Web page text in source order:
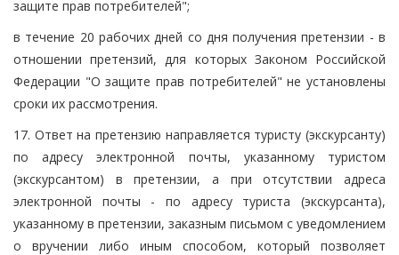
защите прав потребителей";
в течение 20 рабочих дней со дня получения претензии - в
отношении претензий, для которых Законом Российской
Федерации "О защите прав потребителей" не установлены
сроки их рассмотрения.
17. Ответ на претензию направляется туристу (экскурсанту)
по адресу электронной почты, указанному туристом
(экскурсантом) в претензии, а при отсутствии адреса
электронной почты - по адресу туриста (экскурсанта),
указанному в претензии, заказным письмом с уведомлением
о вручении либо иным способом, который позволяет